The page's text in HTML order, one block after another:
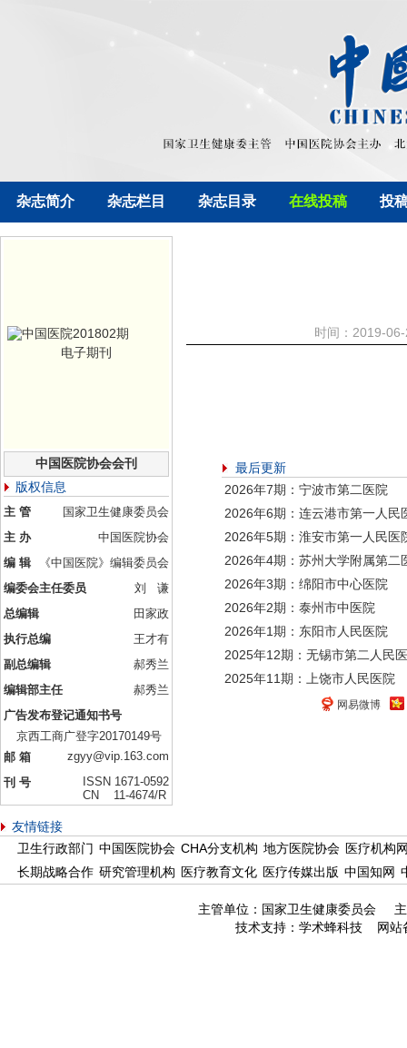
杂志简介 杂志栏目 杂志目录 在线投稿 投
电子期刊
中国医院协会会刊
版权信息
主 管
国家卫生健康委员会
主 办
中国医院协会
编 辑
《中国医院》编辑委员会
编委会主任委员
刘 谦
总编辑
田家政
执行总编
王才有
副总编辑
郝秀兰
编辑部主任
郝秀兰
广告发布登记通知书号
京西工商广登字20170149号
邮 箱
zgyy@vip.163.com
刊 号
ISSN 1671-0592
CN 11-4674/R
时间：2019-
最后更新
2026年7期：宁波市第二医院
2026年6期：连云港市第一人民
2026年5期：淮安市第一人民医
2026年4期：苏州大学附属第二
2026年3期：绵阳市中心医院
2026年2期：泰州市中医院
2026年1期：东阳市人民医院
2025年12期：无锡市第二人民
2025年11期：上饶市人民医院
网易微博
友情链接
卫生行政部门 中国医院协会 CHA分支机构 地方医院协会 医疗机构
长期战略合作 研究管理机构 医疗教育文化 医疗传媒出版 中国知网
主管单位：国家卫生健康委员会
技术支持：学术蜂科技 网站